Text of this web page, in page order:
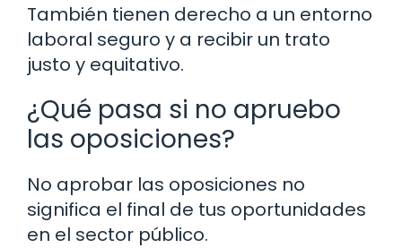
También tienen derecho a un entorno
laboral seguro y a recibir un trato
justo y equitativo.
¿Qué pasa si no apruebo
las oposiciones?
No aprobar las oposiciones no
significa el final de tus oportunidades
en el sector público.